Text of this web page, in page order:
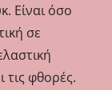
Είναι όσο
σε
τις φθορές.